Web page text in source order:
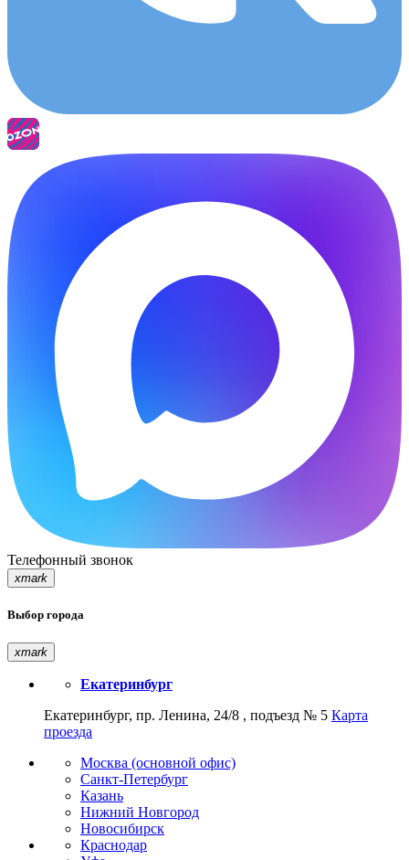
Телефонный звонок
xmark
Выбор города
xmark
Екатеринбург
Екатеринбург, пр. Ленина, 24/8 , подъезд № 5 Карта
проезда
Москва (основной офис)
Санкт-Петербург
Казань
Нижний Новгород
Новосибирск
Краснодар